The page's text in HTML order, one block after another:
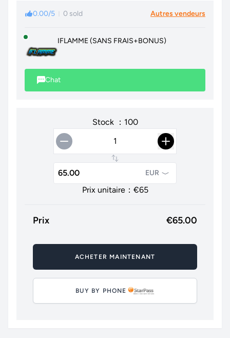
0.00/5 0 sold Autres vendeurs
IFLAMME (SANS FRAIS+BONUS)
Chat
Stock ：100
EUR
Prix unitaire：€65
Prix €65.00
ACHETER MAINTENANT
BUY BY PHONE